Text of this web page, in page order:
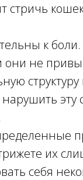
стричь
к
они не
эту
их
себя